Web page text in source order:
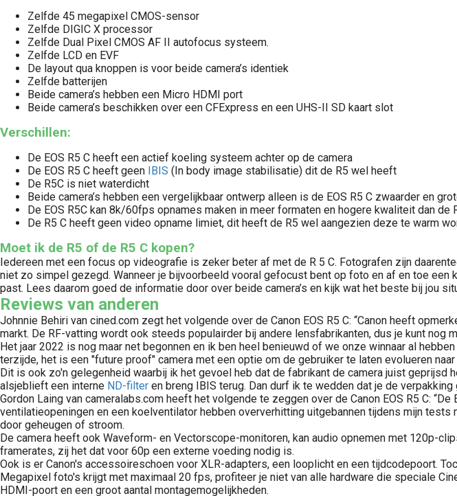
Zelfde 45 megapixel CMOS-sensor
Zelfde DIGIC X processor
Zelfde Dual Pixel CMOS AF II autofocus systeem.
Zelfde LCD en EVF
De layout qua knoppen is voor beide camera’s identiek
Zelfde batterijen
Beide camera’s hebben een Micro HDMI port
Beide camera’s beschikken over een CFExpress en een UHS-II SD kaart slot
Verschillen:
De EOS R5 C heeft een actief koeling systeem achter op de camera
De EOS R5 C heeft geen
IBIS (In body image stabilisatie) dit de R5 wel heeft
De R5C is niet waterdicht
Beide camera’s hebben een vergelijkbaar ontwerp alleen is de EOS R5 C zwaarder en
De EOS R5C kan 8k/60fps opnames maken in meer formaten en hogere kwaliteit dan de
De R5 C heeft geen video opname limiet, dit heeft de R5 wel aangezien deze te warm
Moet ik de R5 of de R5 C kopen?
Iedereen met een focus op videografie is zeker beter af met de R 5 C. Fotografen zijn
niet zo simpel gezegd. Wanneer je bijvoorbeeld vooral gefocust bent op foto en af en toe
past. Lees daarom goed de informatie door over beide camera’s en kijk wat het beste bij jou
Reviews van anderen
Johnnie Behiri van cined.com zegt het volgende over de Canon EOS R5 C: “Canon heeft
markt. De RF-vatting wordt ook steeds populairder bij andere lensfabrikanten, dus je kunt
Het jaar 2022 is nog maar net begonnen en ik ben heel benieuwd of we onze winnaar al
terzijde, het is een "future proof" camera met een optie om de gebruiker te laten evolueren
Dit is ook zo'n gelegenheid waarbij ik het gevoel heb dat de fabrikant de camera juist
alsjeblieft een interne ND-filter en breng IBIS terug. Dan durf ik te wedden dat je de
Gordon Laing van cameralabs.com heeft het volgende te zeggen over de Canon EOS R5 C:
ventilatieopeningen en een koelventilator hebben oververhitting uitgebannen tijdens mijn
door geheugen of stroom.
De camera heeft ook Waveform- en Vectorscope-monitoren, kan audio opnemen met 120p-
framerates, zij het dat voor 60p een externe voeding nodig is.
Ook is er Canon's accessoireschoen voor XLR-adapters, een looplicht en een tijdcodepoort.
Megapixel foto's krijgt met maximaal 20 fps, profiteer je niet van alle hardware die speciale
HDMI-poort en een groot aantal montagemogelijkheden.